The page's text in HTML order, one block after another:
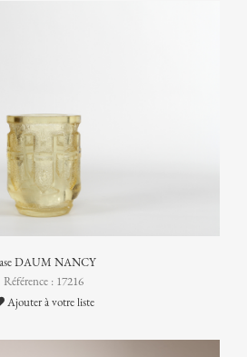
DAUM NANCY
Référence : 17216
Ajouter à votre liste